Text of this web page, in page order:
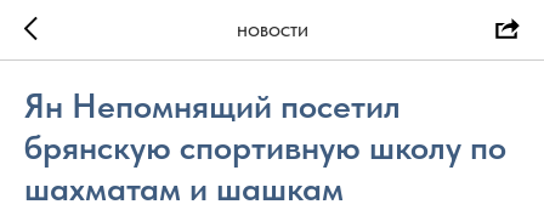
НОВОСТИ
Ян Непомнящий посетил
брянскую спортивную школу по
шахматам и шашкам